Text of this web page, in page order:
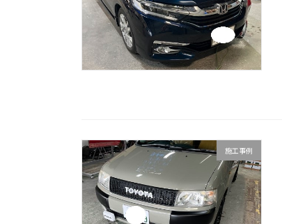
施工事例